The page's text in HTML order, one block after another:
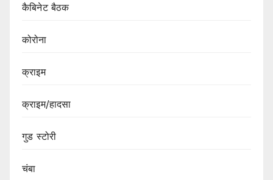
कैबिनेट बैठक
कोरोना
क्राइम
क्राइम/हादसा
गुड स्टोरी
चंबा